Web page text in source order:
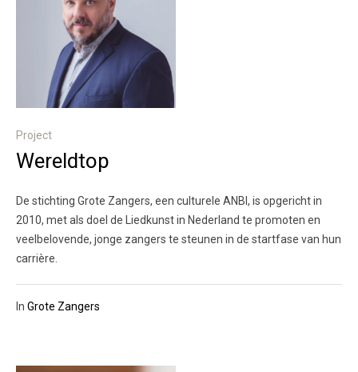
Project
Wereldtop
De stichting Grote Zangers, een culturele ANBI, is opgericht in
2010, met als doel de Liedkunst in Nederland te promoten en
veelbelovende, jonge zangers te steunen in de startfase van hun
carrière.
In Grote Zangers